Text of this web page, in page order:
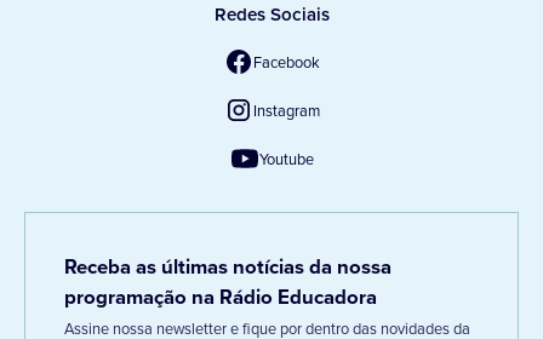
Redes Sociais
Facebook
Instagram
Youtube
Receba as últimas notícias da nossa
programação na Rádio Educadora
Assine nossa newsletter e fique por dentro das novidades da